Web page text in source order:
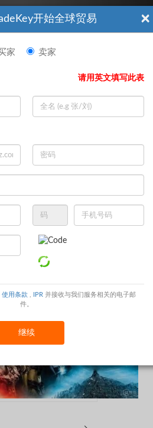
的會員。 立即註冊，與全球超過7
建立聯繫。 立即加入 |
登录
Search
×
开始全球贸易
家 卖家
请用英文填写此表
使用条款 IPR 并接收与我们服务相关的电子邮
件。
继续
DVD播放机和家庭影院